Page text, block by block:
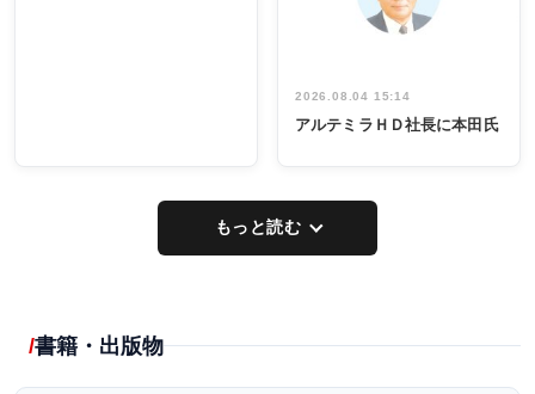
2026.08.04 15:14
アルテミラＨＤ社長に本田氏
もっと読む
書籍・出版物